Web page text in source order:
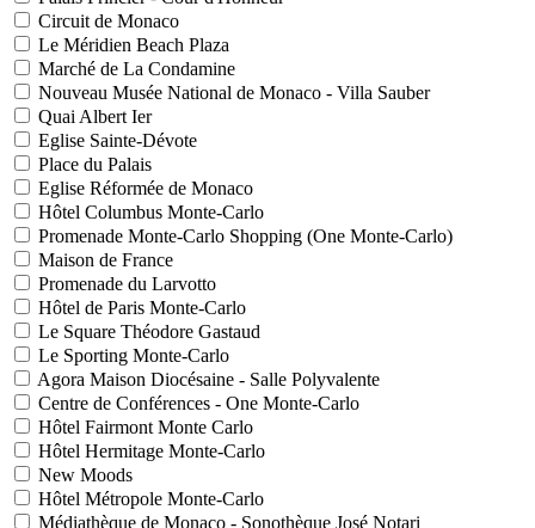
Circuit de Monaco
Le Méridien Beach Plaza
Marché de La Condamine
Nouveau Musée National de Monaco - Villa Sauber
Quai Albert Ier
Eglise Sainte-Dévote
Place du Palais
Eglise Réformée de Monaco
Hôtel Columbus Monte-Carlo
Promenade Monte-Carlo Shopping (One Monte-Carlo)
Maison de France
Promenade du Larvotto
Hôtel de Paris Monte-Carlo
Le Square Théodore Gastaud
Le Sporting Monte-Carlo
Agora Maison Diocésaine - Salle Polyvalente
Centre de Conférences - One Monte-Carlo
Hôtel Fairmont Monte Carlo
Hôtel Hermitage Monte-Carlo
New Moods
Hôtel Métropole Monte-Carlo
Médiathèque de Monaco - Sonothèque José Notari